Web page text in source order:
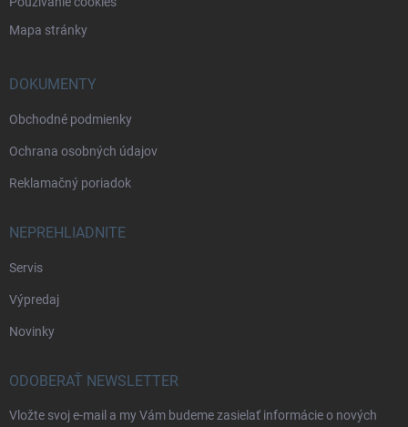
Mapa stránky
DOKUMENTY
Obchodné podmienky
Ochrana osobných údajov
Reklamačný poriadok
NEPREHLIADNITE
Servis
Výpredaj
Novinky
ODOBERAŤ NEWSLETTER
Vložte svoj e-mail a my Vám budeme zasielať informácie o nových